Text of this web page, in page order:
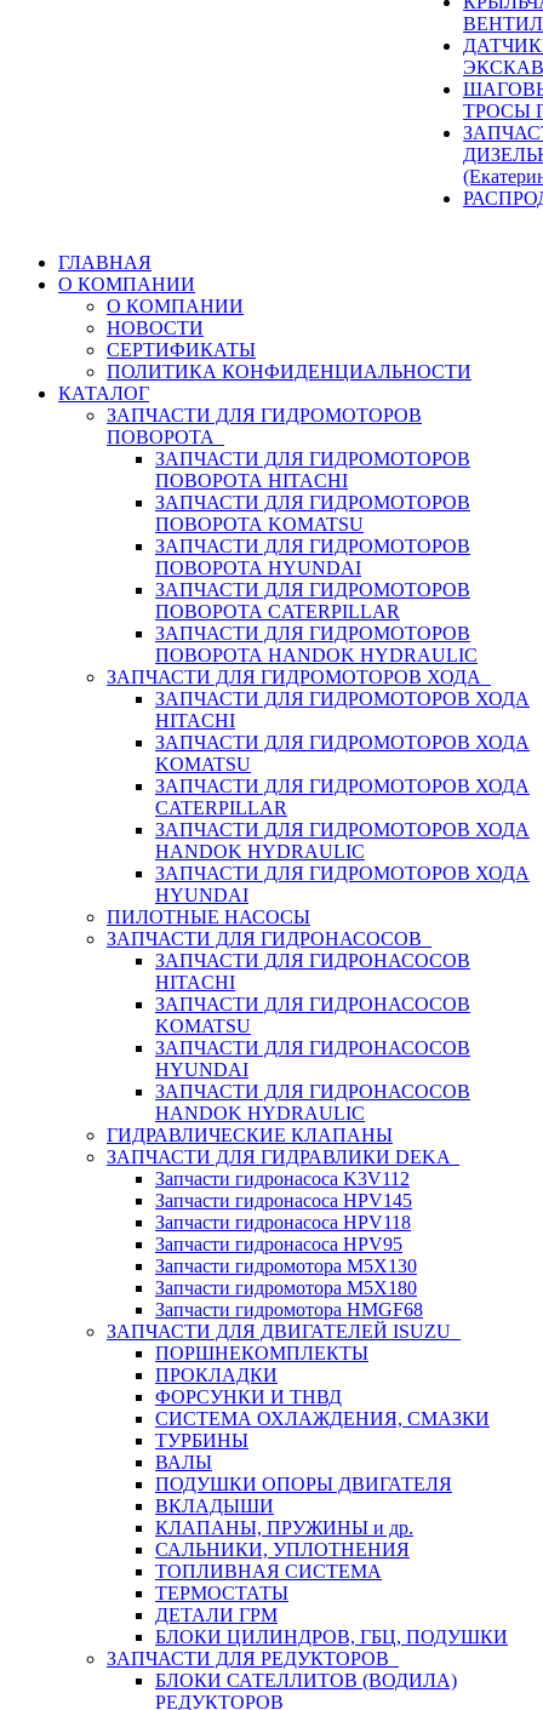
ТРОСЫ
ГЛАВНАЯ
О КОМПАНИИ
О КОМПАНИИ
НОВОСТИ
СЕРТИФИКАТЫ
ПОЛИТИКА КОНФИДЕНЦИАЛЬНОСТИ
КАТАЛОГ
ЗАПЧАСТИ ДЛЯ ГИДРОМОТОРОВ
ПОВОРОТА
ЗАПЧАСТИ ДЛЯ ГИДРОМОТОРОВ
ПОВОРОТА HITACHI
ЗАПЧАСТИ ДЛЯ ГИДРОМОТОРОВ
ПОВОРОТА KOMATSU
ЗАПЧАСТИ ДЛЯ ГИДРОМОТОРОВ
ПОВОРОТА HYUNDAI
ЗАПЧАСТИ ДЛЯ ГИДРОМОТОРОВ
ПОВОРОТА CATERPILLAR
ЗАПЧАСТИ ДЛЯ ГИДРОМОТОРОВ
ПОВОРОТА HANDOK HYDRAULIC
ЗАПЧАСТИ ДЛЯ ГИДРОМОТОРОВ ХОДА
ЗАПЧАСТИ ДЛЯ ГИДРОМОТОРОВ ХОДА
HITACHI
ЗАПЧАСТИ ДЛЯ ГИДРОМОТОРОВ ХОДА
KOMATSU
ЗАПЧАСТИ ДЛЯ ГИДРОМОТОРОВ ХОДА
CATERPILLAR
ЗАПЧАСТИ ДЛЯ ГИДРОМОТОРОВ ХОДА
HANDOK HYDRAULIC
ЗАПЧАСТИ ДЛЯ ГИДРОМОТОРОВ ХОДА
HYUNDAI
ПИЛОТНЫЕ НАСОСЫ
ЗАПЧАСТИ ДЛЯ ГИДРОНАСОСОВ
ЗАПЧАСТИ ДЛЯ ГИДРОНАСОСОВ
HITACHI
ЗАПЧАСТИ ДЛЯ ГИДРОНАСОСОВ
KOMATSU
ЗАПЧАСТИ ДЛЯ ГИДРОНАСОСОВ
HYUNDAI
ЗАПЧАСТИ ДЛЯ ГИДРОНАСОСОВ
HANDOK HYDRAULIC
ГИДРАВЛИЧЕСКИЕ КЛАПАНЫ
ЗАПЧАСТИ ДЛЯ ГИДРАВЛИКИ DEKA
Запчасти гидронасоса K3V112
Запчасти гидронасоса HPV145
Запчасти гидронасоса HPV118
Запчасти гидронасоса HPV95
Запчасти гидромотора M5X130
Запчасти гидромотора M5X180
Запчасти гидромотора HMGF68
ЗАПЧАСТИ ДЛЯ ДВИГАТЕЛЕЙ ISUZU
ПОРШНЕКОМПЛЕКТЫ
ПРОКЛАДКИ
ФОРСУНКИ И ТНВД
СИСТЕМА ОХЛАЖДЕНИЯ, СМАЗКИ
ТУРБИНЫ
ВАЛЫ
ПОДУШКИ ОПОРЫ ДВИГАТЕЛЯ
ВКЛАДЫШИ
КЛАПАНЫ, ПРУЖИНЫ и др.
САЛЬНИКИ, УПЛОТНЕНИЯ
ТОПЛИВНАЯ СИСТЕМА
ТЕРМОСТАТЫ
ДЕТАЛИ ГРМ
БЛОКИ ЦИЛИНДРОВ, ГБЦ, ПОДУШКИ
ЗАПЧАСТИ ДЛЯ РЕДУКТОРОВ
БЛОКИ САТЕЛЛИТОВ (ВОДИЛА)
РЕДУКТОРОВ